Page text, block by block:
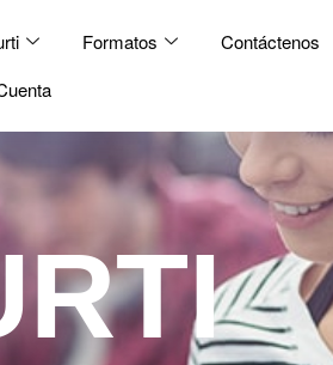
Formatos
Contáctenos